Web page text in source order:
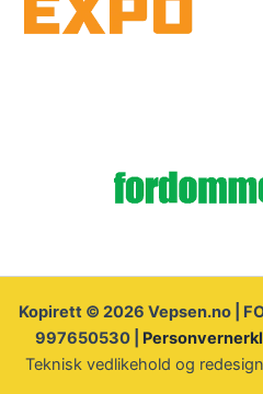
Kopirett © 2026 Vepsen.no |
997650530 |
Teknisk vedlikehold og